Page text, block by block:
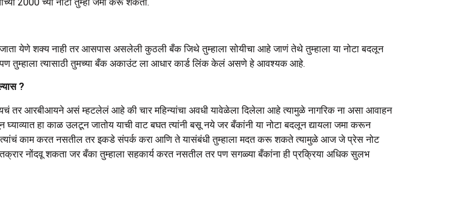
येणे शक्य नाही तर आसपास असलेली कुठली बँक जिथे तुम्हाला सोयीचा आहे जाणं तेथे तुम्हाला या नोटा बदलून
पण तुम्हाला त्यासाठी तुमच्या बँक अकाउंट ला आधार कार्ड लिंक केलं असणे हे आवश्यक आहे.
?
तर आरबीआयने असं म्हटलेलं आहे की चार महिन्यांचा अवधी यावेळेला दिलेला आहे त्यामुळे नागरिक ना असा आवाहन
घ्याव्यात हा काळ उलटून जातोय याची वाट बघत त्यांनी बसू नये जर बँकांनी या नोटा बदलून द्यायला जमा करून
काम करत नसतील तर इकडे संपर्क करा आणि ते यासंबंधी तुम्हाला मदत करू शकते त्यामुळे आज जे प्रेस नोट
नोंदवू शकता जर बँका तुम्हाला सहकार्य करत नसतील तर पण सगळ्या बँकांना ही प्रक्रिया अधिक सुलभ